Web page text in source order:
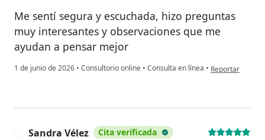
Me sentí segura y escuchada, hizo preguntas
muy interesantes y observaciones que me
ayudan a pensar mejor
1 de junio de 2026 • Consultorio online • Consulta en línea • en opinión del
Reportar
Sandra Vélez Cita verificada